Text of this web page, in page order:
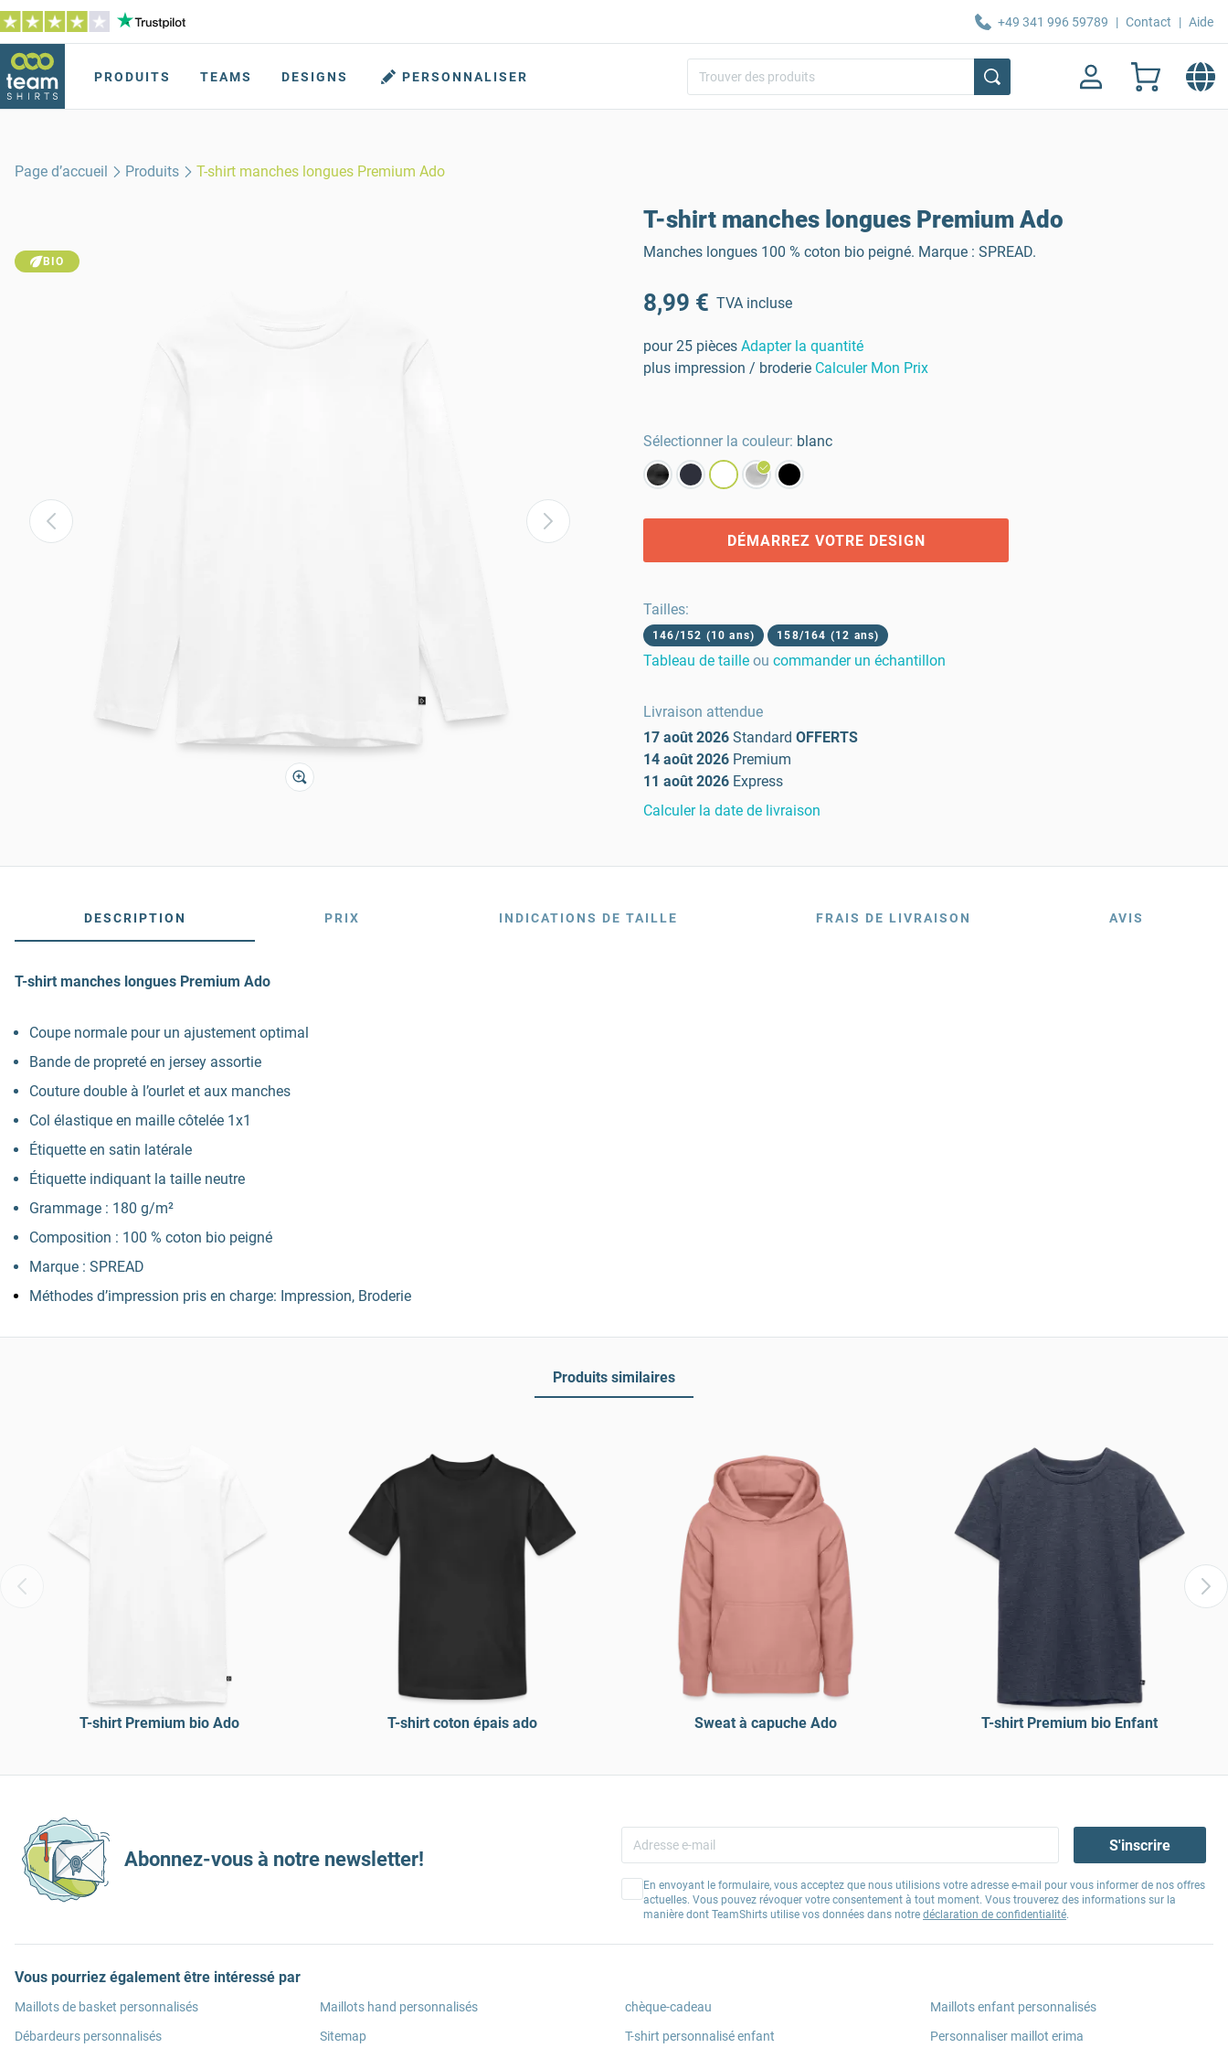
+49 341 996 59789 | Contact | Aide
PRODUITS TEAMS DESIGNS PERSONNALISER
Page d’accueil Produits T-shirt manches longues Premium Ado
BIO
T-shirt manches longues Premium Ado
Manches longues 100 % coton bio peigné. Marque : SPREAD.
8,99 € TVA incluse
pour 25 pièces Adapter la quantité
plus impression / broderie Calculer Mon Prix
Sélectionner la couleur: blanc
DÉMARREZ VOTRE DESIGN
Tailles:
146/152 (10 ans) 158/164 (12 ans)
Tableau de taille ou commander un échantillon
Livraison attendue
17 août 2026 Standard OFFERTS
14 août 2026 Premium
11 août 2026 Express
Calculer la date de livraison
DESCRIPTION PRIX INDICATIONS DE TAILLE FRAIS DE LIVRAISON AVIS
T-shirt manches longues Premium Ado
Coupe normale pour un ajustement optimal
Bande de propreté en jersey assortie
Couture double à l’ourlet et aux manches
Col élastique en maille côtelée 1x1
Étiquette en satin latérale
Étiquette indiquant la taille neutre
Grammage : 180 g/m²
Composition : 100 % coton bio peigné
Marque : SPREAD
Méthodes d’impression pris en charge: Impression, Broderie
Produits similaires
T-shirt Premium bio Ado T-shirt coton épais ado Sweat à capuche Ado T-shirt Premium bio Enfant
Abonnez-vous à notre newsletter!
S'inscrire
En envoyant le formulaire, vous acceptez que nous utilisions votre adresse e-mail pour vous informer de nos offres
actuelles. Vous pouvez révoquer votre consentement à tout moment. Vous trouverez des informations sur la
manière dont TeamShirts utilise vos données dans notre déclaration de confidentialité.
Vous pourriez également être intéressé par
Maillots de basket personnalisés
Débardeurs personnalisés
Maillots hand personnalisés
Sitemap
chèque-cadeau
T-shirt personnalisé enfant
Maillots enfant personnalisés
Personnaliser maillot erima